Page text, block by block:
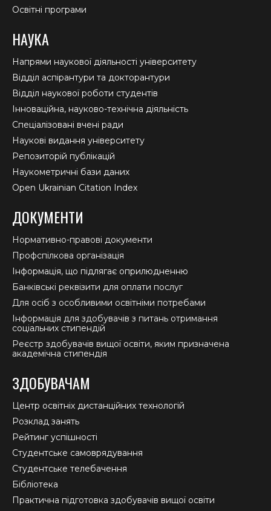
Освітні програми
НАУКА
Напрями наукової діяльності університету
Відділ аспірантури та докторантури
Відділ наукової роботи студентів
Інноваційна, науково-технічна діяльність
Спеціалізовані вчені ради
Наукові видання університету
Репозиторій публікацій
Наукометричні бази даних
Open Ukrainian Citation Index
ДОКУМЕНТИ
Нормативно-правові документи
Профспілкова організація
Інформація, що підлягає оприлюдненню
Банківські реквізити для оплати послуг
Для осіб з особливими освітніми потребами
Інформація для здобувачів з питань отримання
соціальних стипендій
Реєстр здобувачів вищої освіти, яким призначена
академічна стипендія
ЗДОБУВАЧАМ
Центр освітніх дистанційних технологій
Розклад занять
Рейтинг успішності
Студентське самоврядування
Студентське телебачення
Бібліотека
Практична підготовка здобувачів вищої освіти